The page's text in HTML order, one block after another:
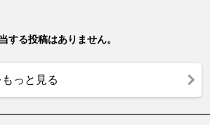
する投稿はありません。
っと見る